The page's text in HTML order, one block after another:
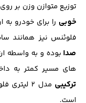
توزیع متوازن وزن بر
خوبی را برای خودرو
فلوئنس نیز همانند
صدا بوده و به واسطه
های مسیر کمتر به
ترکیبی مدل 2 لیتری فلوئنس نیز
است.